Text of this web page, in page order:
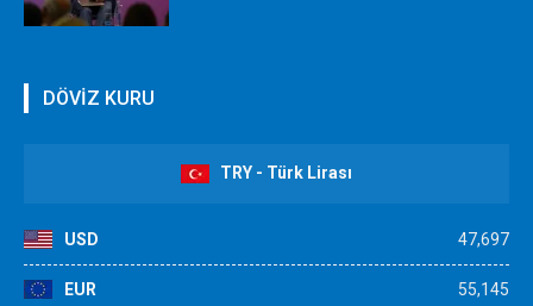
DÖVİZ KURU
TRY - Türk Lirası
USD 47,697
EUR 55,145